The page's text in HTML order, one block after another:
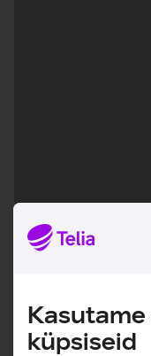
küpsiseid
Andmete
laadimine